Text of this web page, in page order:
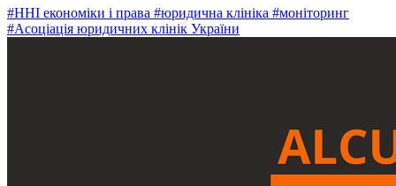
#ННІ економіки і права #юридична клініка #моніторинг
#Асоціація юридичних клінік України